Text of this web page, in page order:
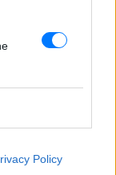
Policy
1948:
στη μνήμη
που έχασαν
όσους έπεσαν